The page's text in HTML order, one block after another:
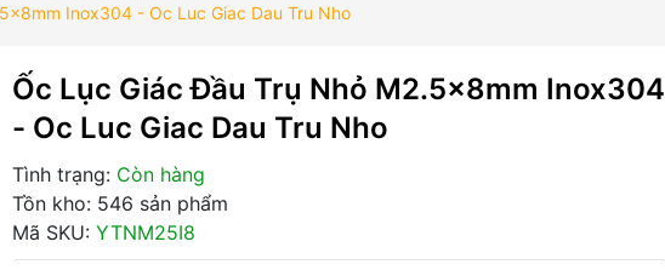
Inox304 - Oc Luc Giac Dau Tru Nho
Ốc Lục Giác Đầu Trụ Nhỏ M2.5x8mm Inox304
- Oc Luc Giac Dau Tru Nho
Tình trạng: Còn hàng
Tồn kho: 546 sản phẩm
Mã SKU: YTNM25I8